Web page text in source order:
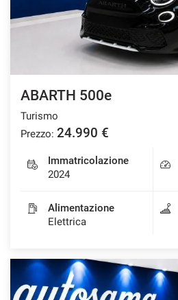
ABARTH 500e
Turismo
Prezzo: 24.990 €
Immatricolazione
2024
Alimentazione
Elettrica
che
le
funzionalità
e
svolgere
le
attività
seguito
ottenere
maggiori
e
funzionamento